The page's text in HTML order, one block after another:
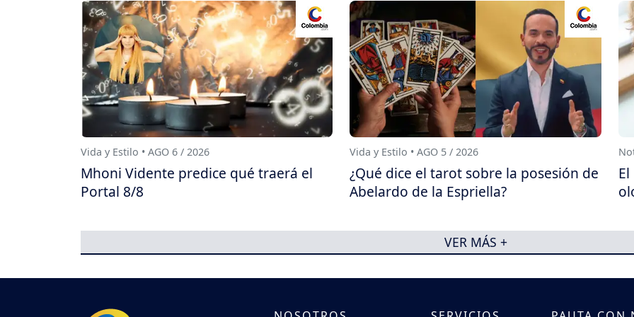
Vida y Estilo • AGO 6 / 2026
Mhoni Vidente predice qué traerá el
Portal 8/8
Vida y Estilo • AGO 5 / 2026
¿Qué dice el tarot sobre la posesión de
Abelardo de la Espriella?
VER MÁS +